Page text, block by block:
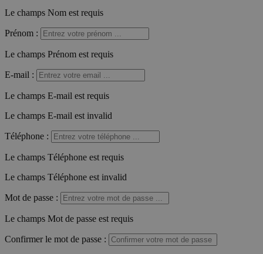
Le champs Nom est requis
Prénom :
Le champs Prénom est requis
E-mail :
Le champs E-mail est requis
Le champs E-mail est invalid
Téléphone :
Le champs Téléphone est requis
Le champs Téléphone est invalid
Mot de passe :
Le champs Mot de passe est requis
Confirmer le mot de passe :